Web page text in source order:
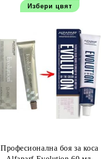
Избери цвят
Професионална боя за коса